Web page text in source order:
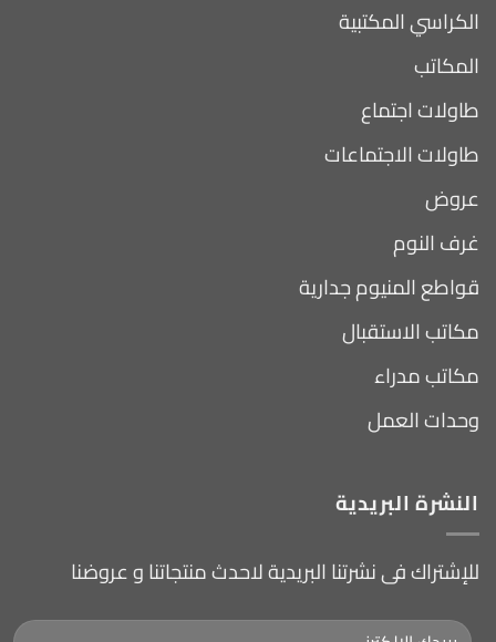
الكراسي المكتبية
المكاتب
طاولات اجتماع
طاولات الاجتماعات
عروض
غرف النوم
قواطع المنيوم جدارية
مكاتب الاستقبال
مكاتب مدراء
وحدات العمل
النشرة البريدية
للإشتراك فى نشرتنا البريدية لاحدث منتجاتنا و عروضنا